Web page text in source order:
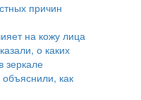
причин
на кожу лица
о каких
зеркале
как